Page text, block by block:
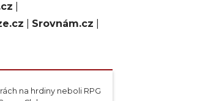
Srovnám.cz
na hrdiny neboli RPG